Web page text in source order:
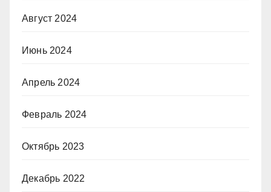
Август 2024
Июнь 2024
Апрель 2024
Февраль 2024
Октябрь 2023
Декабрь 2022